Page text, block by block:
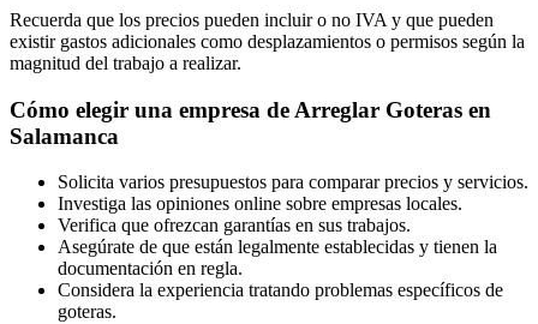
Recuerda que los precios pueden incluir o no IVA y que pueden
existir gastos adicionales como desplazamientos o permisos según la
magnitud del trabajo a realizar.
Cómo elegir una empresa de Arreglar Goteras en
Salamanca
Solicita varios presupuestos para comparar precios y servicios.
Investiga las opiniones online sobre empresas locales.
Verifica que ofrezcan garantías en sus trabajos.
Asegúrate de que están legalmente establecidas y tienen la
documentación en regla.
Considera la experiencia tratando problemas específicos de
goteras.